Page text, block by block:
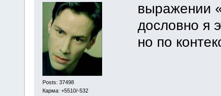
Posts: 37498
Карма: +5510/-532
выражении
дословно я
но по